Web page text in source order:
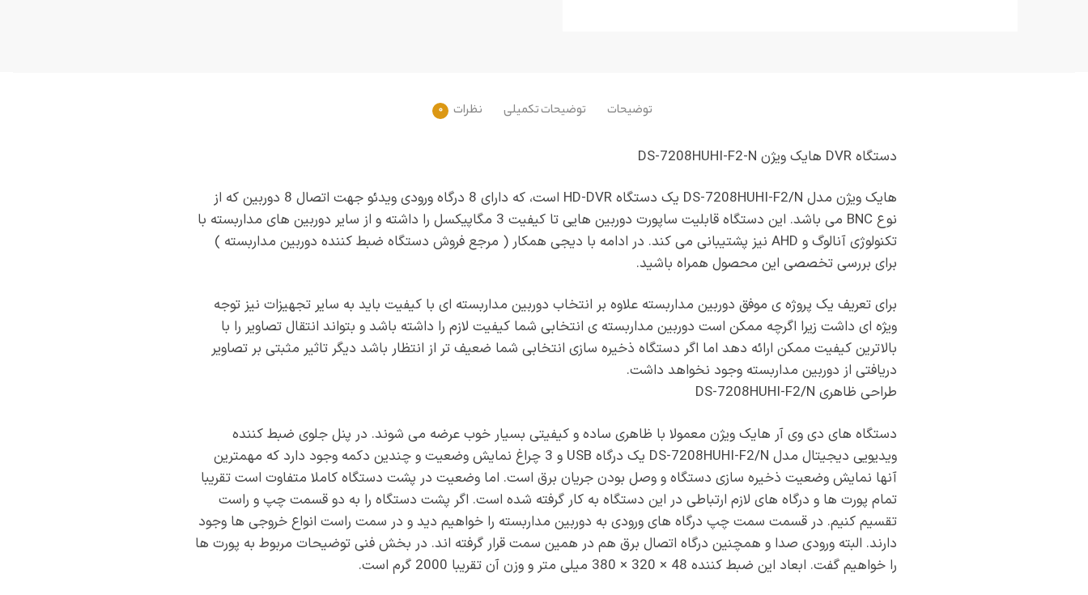
توضیحات توضیحات تکمیلی نظرات 0
دستگاه DVR هایک ویژن DS-7208HUHI-F2-N
هايک ويژن مدل DS-7208HUHI-F2/N یک دستگاه HD-DVR است، که دارای 8 درگاه ورودی ویدئو جهت اتصال 8 دوربین که از
نوع BNC می باشد. این دستگاه قابلیت ساپورت دوربین هایی تا کیفیت 3 مگاپیکسل را داشته و از سایر دوربین های مداربسته با
تکنولوژی آنالوگ و AHD نیز پشتیبانی می کند. در ادامه با دیجی همکار ( مرجع فروش دستگاه ضبط کننده دوربین مداربسته )
برای بررسی تخصصی این محصول همراه باشید.
برای تعریف یک پروژه ی موفق دوربین مداربسته علاوه بر انتخاب دوربین مداربسته ای با کیفیت باید به سایر تجهیزات نیز توجه
ویژه ای داشت زیرا اگرچه ممکن است دوربین مداربسته ی انتخابی شما کیفیت لازم را داشته باشد و بتواند انتقال تصاویر را با
بالاترین کیفیت ممکن ارائه دهد اما اگر دستگاه ذخیره سازی انتخابی شما ضعیف تر از انتظار باشد دیگر تاثیر مثبتی بر تصاویر
دریافتی از دوربین مداربسته وجود نخواهد داشت.
طراحی ظاهری DS-7208HUHI-F2/N
دستگاه های دی وی آر هایک ویژن معمولا با ظاهری ساده و کیفیتی بسیار خوب عرضه می شوند. در پنل جلوی ضبط کننده
ویدیویی دیجیتال مدل DS-7208HUHI-F2/N یک درگاه USB و 3 چراغ نمایش وضعیت و چندین دکمه وجود دارد که مهمترین
آنها نمایش وضعیت ذخیره سازی دستگاه و وصل بودن جریان برق است. اما وضعیت در پشت دستگاه کاملا متفاوت است تقریبا
تمام پورت ها و درگاه های لازم ارتباطی در این دستگاه به کار گرفته شده است. اگر پشت دستگاه را به دو قسمت چپ و راست
تقسیم کنیم. در قسمت سمت چپ درگاه های ورودی به دوربین مداربسته را خواهیم دید و در سمت راست انواع خروجی ها وجود
دارند. البته ورودی صدا و همچنین درگاه اتصال برق هم در همین سمت قرار گرفته اند. در بخش فنی توضیحات مربوط به پورت ها
را خواهیم گفت. ابعاد این ضبط کننده 48 × 320 × 380 میلی متر و وزن آن تقریبا 2000 گرم است.